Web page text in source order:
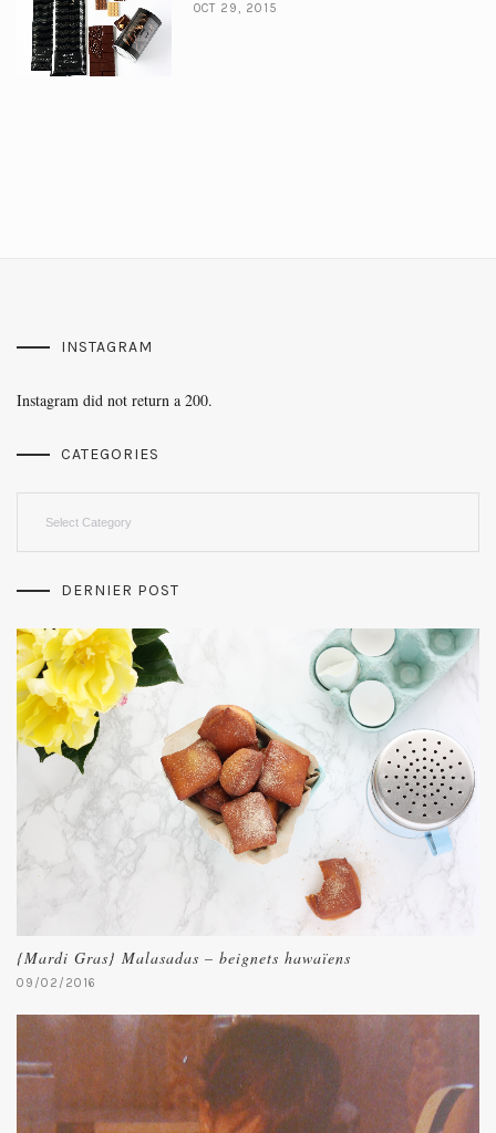
OCT 29, 2015
INSTAGRAM
Instagram did not return a 200.
CATEGORIES
DERNIER POST
{Mardi Gras} Malasadas – beignets hawaïens
09/02/2016